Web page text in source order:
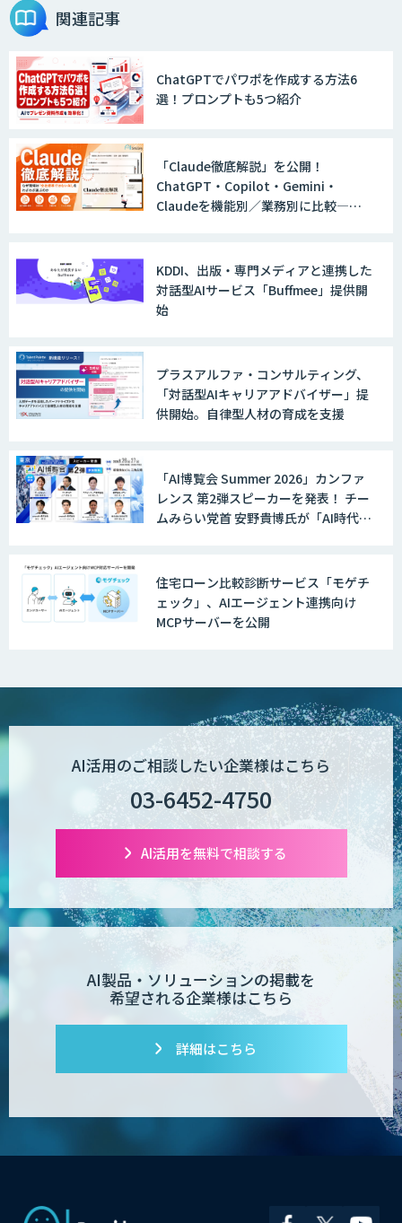
AI DX Partner
AIなんでも相談室
図面検索AI
「HARMONY」
音声認識向け多言語音声コーパス販売サ
ービス
IBT BizTAPAI
AI開発・伴走支援・内製化支援
オーダーメイドAI開発
ローカルLLM×RAG「Cosnex」
SELFBOT AIアバター
DXセカンドオピニオン
関連記事
ChatGPTでパワポを作成する方法6
選！プロンプトも5つ紹介
「Claude徹底解説」を公開！
ChatGPT・Copilot・Gemini・
Claudeを機能別／業務別に比較―自
KDDI、出版・専門メディアと連携した
対話型AIサービス「Buffmee」提供開
始
プラスアルファ・コンサルティング、
「対話型AIキャリアアドバイザー」提
供開始。自律型人材の育成を支援
「AI博覧会 Summer 2026」カンファ
レンス 第2弾スピーカーを発表！ チー
ムみらい党首 安野貴博氏が「AI時代の
事例も公開
住宅ローン比較診断サービス「モゲチ
ェック」、AIエージェント連携向け
MCPサーバーを公開
AI活用のご相談したい企業様はこちら
03-6452-4750
AI活用を無料で相談する
AI製品・ソリューションの掲載を
希望される企業様はこちら
詳細はこちら